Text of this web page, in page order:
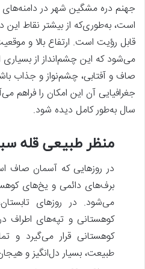
جهنم دره مشگین شهر در
است، به‌طوری‌که از بیشتر نقاط
قابل رؤیت است. ارتفاع بالا و
می‌شود که این چشم‌انداز از بسیاری
صاف و آفتابی، چشم‌نواز و جذاب
جغرافیایی آن این امکان را فراهم
سال به‌طور کامل دیده شود.
منظر طبیعی قله
در روزهایی که آسمان صاف
برف‌های دائمی و یخ‌های
می‌شود. در روزهای
کوهستانی و تپه‌های اطراف
کوهستانی قرار می‌گیرد و
طبیعت، بسیار دل‌انگیز و